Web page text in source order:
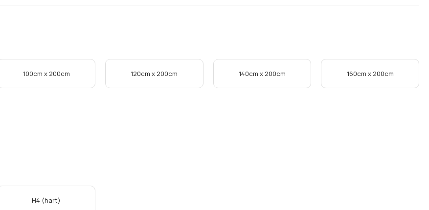
100cm x 200cm 120cm x 200cm 140cm x 200cm 160cm x 200cm
H4 (hart)